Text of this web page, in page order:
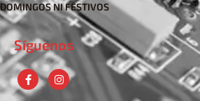
NI FESTIVOS
Síguenos